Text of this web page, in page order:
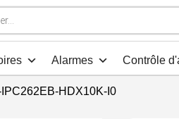
Alarmes Contrôle
HDX10K-I0